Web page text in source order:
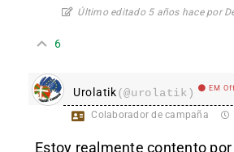
Último editado 5 años hace por
6
Urolatik(@urolatik) EM Off
Colaborador de campaña
Estoy realmente contento